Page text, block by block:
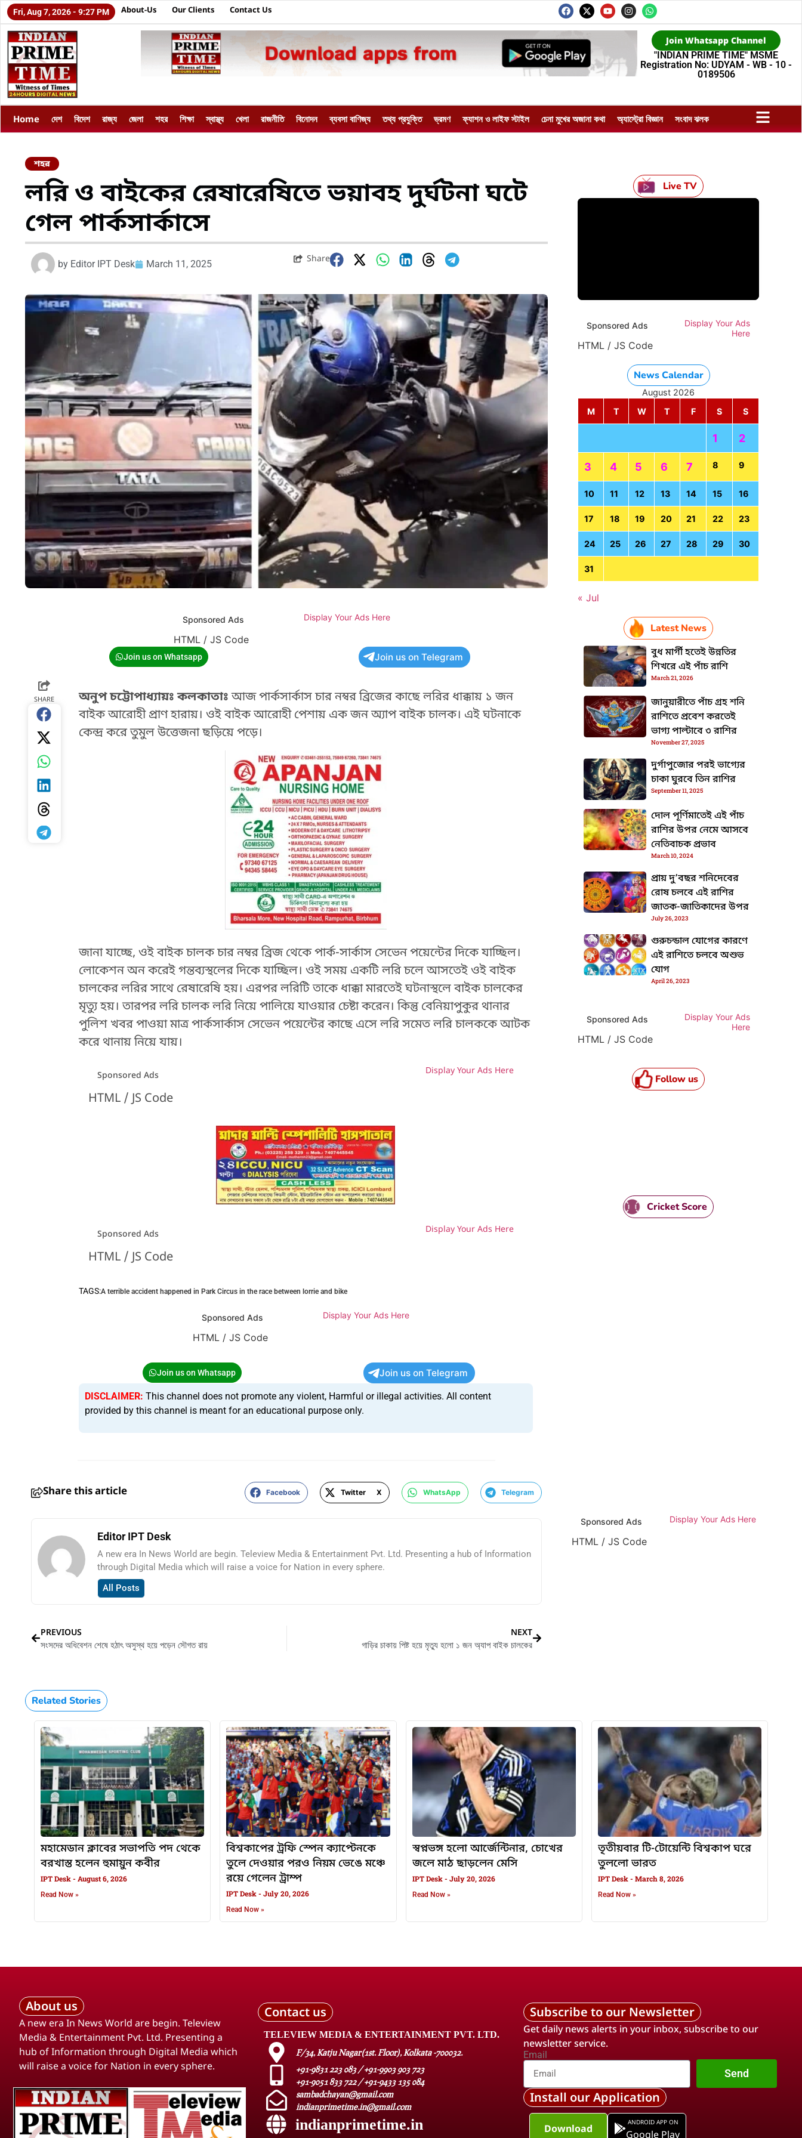
Fri, Aug 7, 2026 - 9:27 PM About-Us Our Clients Contact Us
Join Whatsapp Channel
"INDIAN PRIME TIME" MSME
Registration No: UDYAM - WB - 10 -
0189506
Home দেশ বিদেশ রাজ্য জেলা শহর শিক্ষা স্বাস্থ্য খেলা রাজনীতি বিনোদন ব্যবসা বাণিজ্য তথ্য প্রযুক্তি ভ্রমণ ফ্যাশন ও লাইফ স্টাইল চেনা মুখের অজানা কথা অ্যাস্ট্রো বিজ্ঞান সংবাদ ঝলক
শহর
লরি ও বাইকের রেষারেষিতে ভয়াবহ দুর্ঘটনা ঘটে
গেল পার্কসার্কাসে
by Editor IPT Desk March 11, 2025
Share
Sponsored Ads Display Your Ads Here
HTML / JS Code HTML / JS Code
Join us on Whatsapp Join us on Telegram
SHARE অনুপ চট্টোপাধ্যায়ঃ কলকাতাঃআজ পার্কসার্কাস চার নম্বর ব্রিজের কাছে লরির ধাক্কায় ১ জন
বাইক আরোহী প্রাণ হারায়। ওই বাইক আরোহী পেশায় এক জন অ্যাপ বাইক চালক। এই ঘটনাকে
কেন্দ্র করে তুমুল উত্তেজনা ছড়িয়ে পড়ে।
জানা যাচ্ছে, ওই বাইক চালক চার নম্বর ব্রিজ থেকে পার্ক-সার্কাস সেভেন পয়েন্টের দিকে যাচ্ছিল।
লোকেশন অন করেই গন্তব্যস্থলের দিকে যাচ্ছিল। ওই সময় একটি লরি চলে আসতেই ওই বাইক
চালকের লরির সাথে রেষারেষি হয়। এরপর লরিটি তাকে ধাক্কা মারতেই ঘটনাস্থলে বাইক চালকের
মৃত্যু হয়। তারপর লরি চালক লরি নিয়ে পালিয়ে যাওয়ার চেষ্টা করেন। কিন্তু বেনিয়াপুকুর থানার
পুলিশ খবর পাওয়া মাত্র পার্কসার্কাস সেভেন পয়েন্টের কাছে এসে লরি সমেত লরি চালককে আটক
করে থানায় নিয়ে যায়।
Sponsored Ads Display Your Ads Here
HTML / JS Code
Sponsored Ads Display Your Ads Here
HTML / JS Code
TAGS:A terrible accident happened in Park Circus in the race between lorrie and bike
Sponsored Ads Display Your Ads Here
HTML / JS Code
Join us on Whatsapp Join us on Telegram
DISCLAIMER: This channel does not promote any violent, Harmful or illegal activities. All content
provided by this channel is meant for an educational purpose only.
Share this article Facebook Twitter X WhatsApp Telegram
Editor IPT Desk
A new era In News World are begin. Teleview Media & Entertainment Pvt. Ltd. Presenting a hub of Information
through Digital Media which will raise a voice for Nation in every sphere.
All Posts
PREVIOUS
সংসদের অধিবেশন শেষে হঠাৎ অসুস্থ হয়ে পড়েন সৌগত রায়
NEXT
গাড়ির চাকায় পিষ্ট হয়ে মৃত্যু হলো ১ জন অ্যাপ বাইক চালকের
Live TV
Sponsored Ads
Display Your Ads
Here
HTML / JS Code
News Calendar
August 2026
M
T W T F S S
1 2
3 4 5 6 7 8 9
10 11 12 13 14 15 16
17 18 19 20 21 22 23
24 25 26 27 28 29 30
31
« Jul
Latest News
বুধ মার্গী হতেই উন্নতির
শিখরে এই পাঁচ রাশি
March 21, 2026
জানুয়ারীতে পাঁচ গ্রহ শনি
রাশিতে প্রবেশ করতেই
ভাগ্য পাল্টাবে ৩ রাশির
November 27, 2025
দুর্গাপুজোর পরই ভাগ্যের
চাকা ঘুরবে তিন রাশির
September 11, 2025
দোল পূর্ণিমাতেই এই পাঁচ
রাশির উপর নেমে আসবে
নেতিবাচক প্রভাব
March 10, 2024
প্রায় দু’বছর শনিদেবের
রোষ চলবে এই রাশির
জাতক-জাতিকাদের উপর
July 26, 2023
গুরুচন্ডাল যোগের কারণে
এই রাশিতে চলবে অশুভ
যোগ
April 26, 2023
Sponsored Ads
Display Your Ads
Here
HTML / JS Code HTML / JS Code
Follow us
Cricket Score
Sponsored Ads Display Your Ads Here
HTML / JS Code HTML / JS Code
Related Stories
মহামেডান ক্লাবের সভাপতি পদ থেকে
বরখাস্ত হলেন হুমায়ুন কবীর
IPT Desk August 6, 2026
Read Now »
বিশ্বকাপের ট্রফি স্পেন ক্যাপ্টেনকে
তুলে দেওয়ার পরও নিয়ম ভেঙে মঞ্চে
রয়ে গেলেন ট্রাম্প
IPT Desk July 20, 2026
Read Now »
স্বপ্নভঙ্গ হলো আর্জেন্টিনার, চোখের
জলে মাঠ ছাড়লেন মেসি
IPT Desk July 20, 2026
Read Now »
তৃতীয়বার টি-টোয়েন্টি বিশ্বকাপ ঘরে
তুললো ভারত
IPT Desk March 8, 2026
Read Now »
About us
A new era In News World are begin. Teleview
Media & Entertainment Pvt. Ltd. Presenting a
hub of Information through Digital Media which
will raise a voice for Nation in every sphere.
Contact us
TELEVIEW MEDIA & ENTERTAINMENT PVT. LTD.
F/34, Katju Nagar(1st. Floor), Kolkata -700032.
+91-9831 223 083 / +91-9903 903 723
+91-9051 833 722 / +91-9433 135 084
sambadchayan@gmail.com
indianprimetime.in@gmail.com
indianprimetime.in
Subscribe to our Newsletter
Get daily news alerts in your inbox, subscribe to our
newsletter service.
Email
Send
Install our Application
Download ANDROID APP ON
Google Play